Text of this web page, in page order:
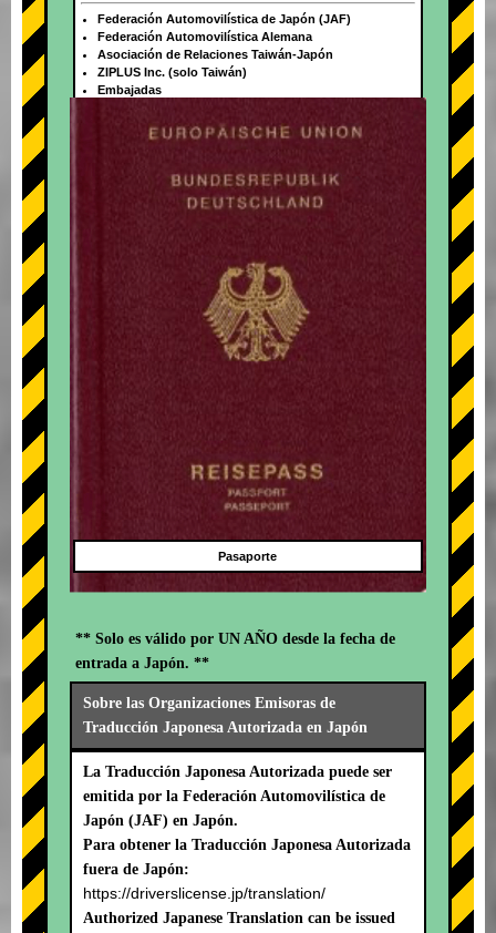
+
Federación Automovilística de Japón (JAF)
Federación Automovilística Alemana
Asociación de Relaciones Taiwán-Japón
ZIPLUS Inc. (solo Taiwán)
Embajadas
Pasaporte
** Solo es válido por UN AÑO desde la fecha de
entrada a Japón. **
Sobre las Organizaciones Emisoras de
Traducción Japonesa Autorizada en Japón
La Traducción Japonesa Autorizada puede ser
emitida por la Federación Automovilística de
Japón (JAF) en Japón.
Para obtener la Traducción Japonesa Autorizada
fuera de Japón:
https://driverslicense.jp/translation/
Authorized Japanese Translation can be issued